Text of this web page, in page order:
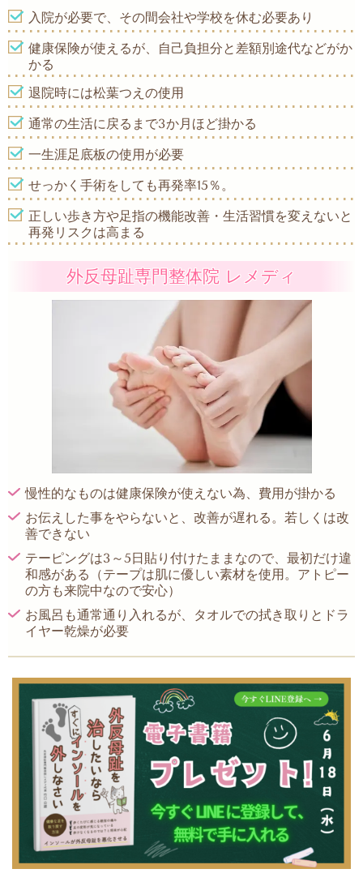
入院が必要で、その間会社や学校を休む必要あり
健康保険が使えるが、自己負担分と差額別途代などがか
かる
退院時には松葉つえの使用
通常の生活に戻るまで3か月ほど掛かる
一生涯足底板の使用が必要
せっかく手術をしても再発率15％。
正しい歩き方や足指の機能改善・生活習慣を変えないと
再発リスクは高まる
外反母趾専門整体院 レメディ
慢性的なものは健康保険が使えない為、費用が掛かる
お伝えした事をやらないと、改善が遅れる。若しくは改
善できない
テーピングは3～5日貼り付けたままなので、最初だけ違
和感がある（テープは肌に優しい素材を使用。アトピー
の方も来院中なので安心）
お風呂も通常通り入れるが、タオルでの拭き取りとドラ
イヤー乾燥が必要